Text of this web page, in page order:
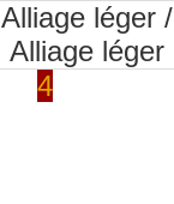
Alliage léger /
Alliage léger
4